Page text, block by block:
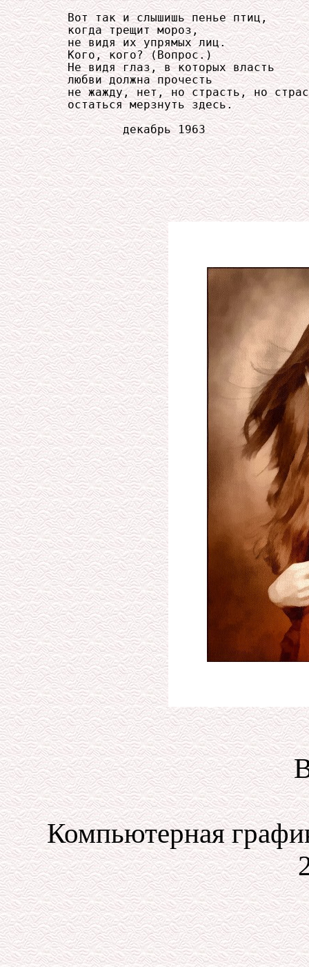
     Вот так и слышишь пенье птиц,
     когда трещит мороз,
     не видя их упрямых лиц.
     Кого, кого? (Вопрос.)
     Не видя глаз, в которых власть
     любви должна прочесть
не жажду, нет, но страсть, но
     остаться мерзнуть здесь.
             декабрь 1963
Компьютерная